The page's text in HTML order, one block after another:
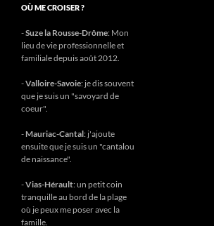
OÙ ME CROISER ?
-Suze la Rousse-Drôme: Mon
lieu de vie professionnelle et
familiale depuis août 2012.
-Valloire-Savoie: je dis souvent
que je suis un "savoyard de
coeur".
- Mauriac-Cantal: j'ajoute
ensuite que je suis un "cantalou
de naissance".
-Vias-Hérault: un petit coin
tranquille au bord de la plage
où je peux me poser avec la
famille.